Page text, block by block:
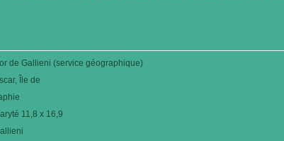
de Gallieni (service géographique)
Île de
11,8 x 16,9